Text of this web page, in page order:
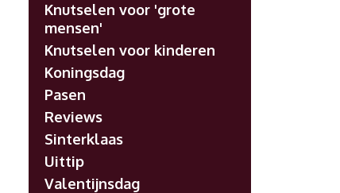
Knutselen voor 'grote
mensen'
Knutselen voor kinderen
Koningsdag
Pasen
Reviews
Sinterklaas
Uittip
Valentijnsdag